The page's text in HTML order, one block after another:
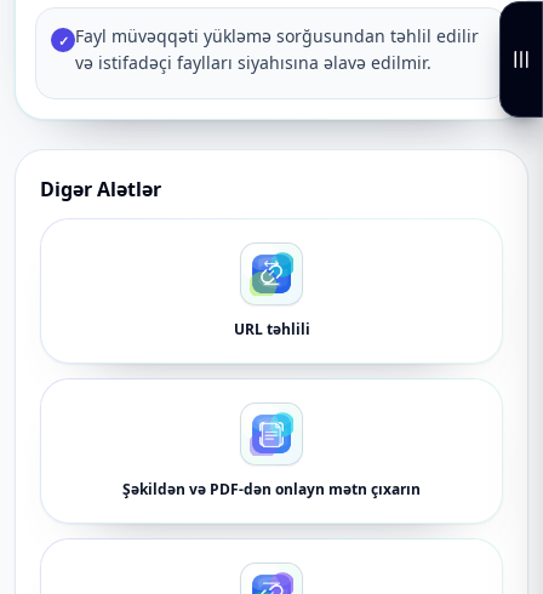
✓ Fayl müvəqqəti yükləmə sorğusundan təhlil edilir
və istifadəçi faylları siyahısına əlavə edilmir.
Digər Alətlər
URL təhlili
Şəkildən və PDF-dən onlayn mətn çıxarın